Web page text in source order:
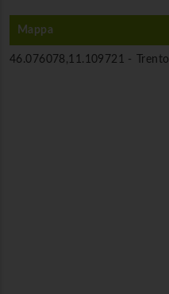
Mappa
46.076078,11.109721 -